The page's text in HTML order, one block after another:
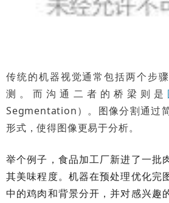
传统的机器视觉通常包括两个步
测。而沟通二者的桥梁则是
Segmentation）。图像分割通过
形式，使得图像更易于分析。
举个例子，食品加工厂新进了一批
其美味程度。机器在预处理优化完
中的鸡肉和背景分开，并对感兴趣